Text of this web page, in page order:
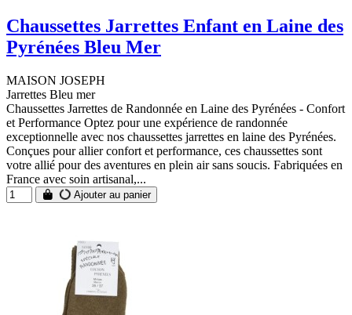
Chaussettes Jarrettes Enfant en Laine des
Pyrénées Bleu Mer
MAISON JOSEPH
Jarrettes Bleu mer
Chaussettes Jarrettes de Randonnée en Laine des Pyrénées - Confort
et Performance Optez pour une expérience de randonnée
exceptionnelle avec nos chaussettes jarrettes en laine des Pyrénées.
Conçues pour allier confort et performance, ces chaussettes sont
votre allié pour des aventures en plein air sans soucis. Fabriquées en
France avec soin artisanal,...
Ajouter au panier